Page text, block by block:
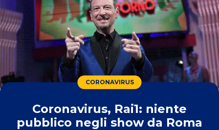
CORONAVIRUS
Coronavirus, Rai1: niente
pubblico negli show da Roma